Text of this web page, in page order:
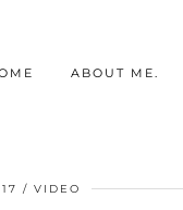
ABOUT ME.
VIDEO